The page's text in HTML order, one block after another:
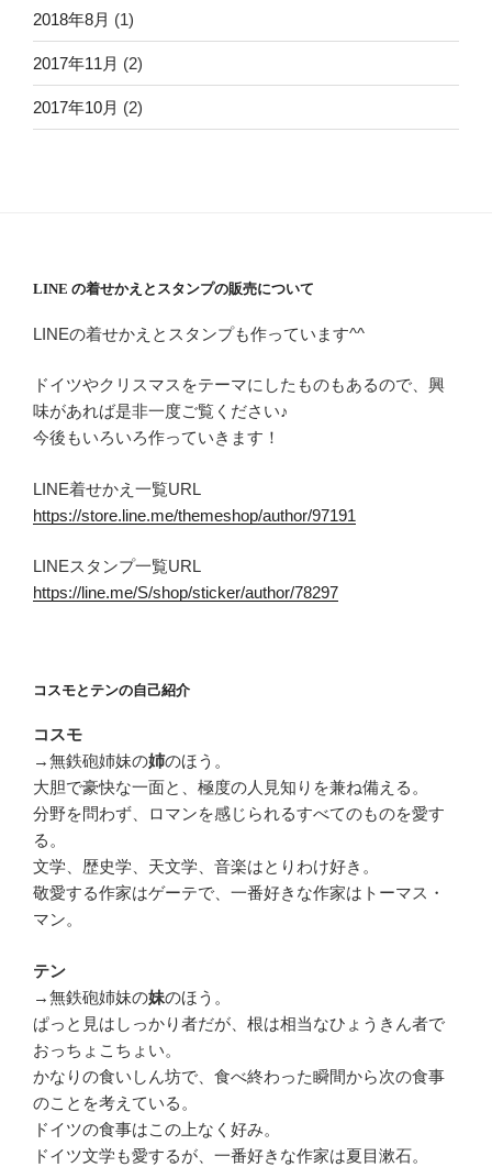
2018年8月 (1)
2017年11月 (2)
2017年10月 (2)
LINE の着せかえとスタンプの販売について
LINEの着せかえとスタンプも作っています^^
ドイツやクリスマスをテーマにしたものもあるので、興
味があれば是非一度ご覧ください♪
今後もいろいろ作っていきます！
LINE着せかえ一覧URL
https://store.line.me/themeshop/author/97191
LINEスタンプ一覧URL
https://line.me/S/shop/sticker/author/78297
コスモとテンの自己紹介
コスモ
→無鉄砲姉妹の姉のほう。
大胆で豪快な一面と、極度の人見知りを兼ね備える。
分野を問わず、ロマンを感じられるすべてのものを愛す
る。
文学、歴史学、天文学、音楽はとりわけ好き。
敬愛する作家はゲーテで、一番好きな作家はトーマス・
マン。
テン
→無鉄砲姉妹の妹のほう。
ぱっと見はしっかり者だが、根は相当なひょうきん者で
おっちょこちょい。
かなりの食いしん坊で、食べ終わった瞬間から次の食事
のことを考えている。
ドイツの食事はこの上なく好み。
ドイツ文学も愛するが、一番好きな作家は夏目漱石。